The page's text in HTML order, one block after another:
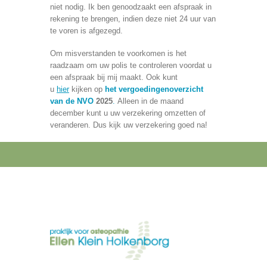
niet nodig. Ik ben genoodzaakt een afspraak in
rekening te brengen, indien deze niet 24 uur van
te voren is afgezegd.
Om misverstanden te voorkomen is het
raadzaam om uw polis te controleren voordat u
een afspraak bij mij maakt. Ook kunt
u hierkijken op het vergoedingenoverzicht
van de NVO 2025. Alleen in de maand
december kunt u uw verzekering omzetten of
veranderen. Dus kijk uw verzekering goed na!